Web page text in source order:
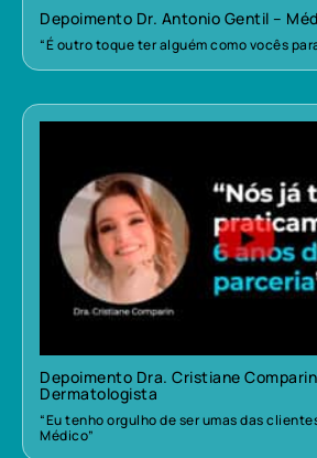
Depoimento Dr. Antonio Gentil –
“É outro toque ter alguém como vocês
Depoimento Dra. Cristiane
Dermatologista
“Eu tenho orgulho de ser umas das
Médico”